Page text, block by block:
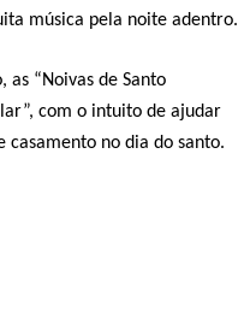
música pela noite adentro.
as “Noivas de Santo
com o intuito de ajudar
casamento no dia do santo.